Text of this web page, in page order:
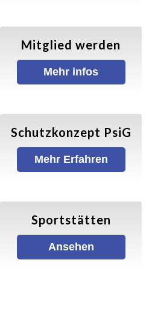
Mitglied werden
Mehr infos
Schutzkonzept PsiG
Mehr Erfahren
Sportstätten
Ansehen